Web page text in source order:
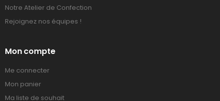
Notre Atelier de Confection
Rejoignez nos équipes !
Mon compte
Me connecter
Mon panier
Ma liste de souhait